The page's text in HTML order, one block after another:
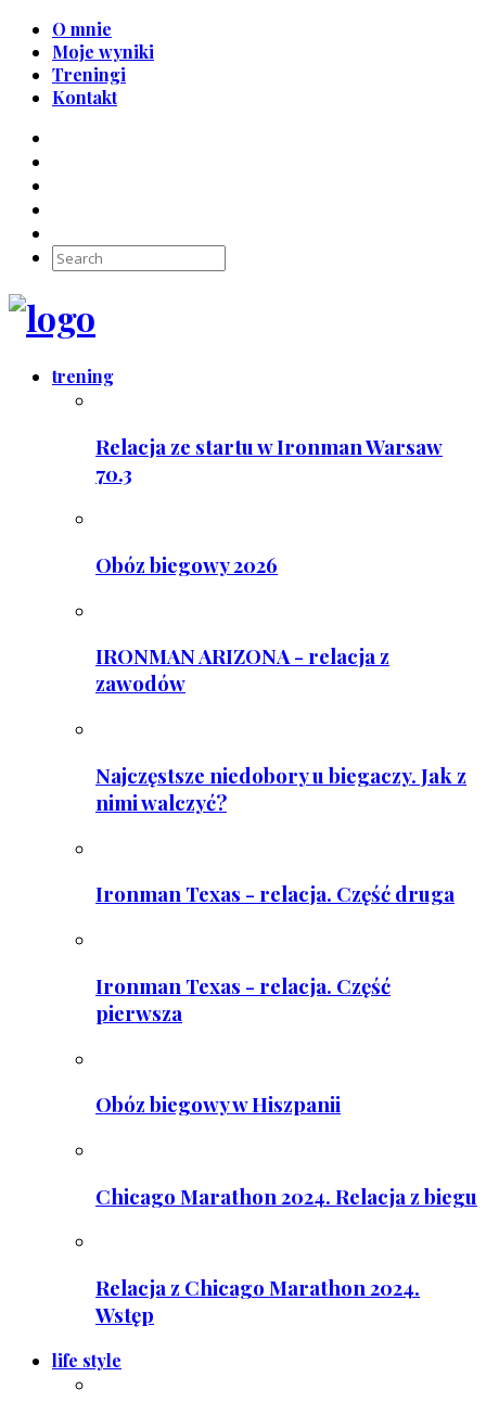
O mnie
Moje wyniki
Treningi
Kontakt
trening
Relacja ze startu w Ironman Warsaw
70.3
Obóz biegowy 2026
IRONMAN ARIZONA - relacja z
zawodów
Najczęstsze niedobory u biegaczy. Jak z
nimi walczyć?
Ironman Texas - relacja. Część druga
Ironman Texas - relacja. Część
pierwsza
Obóz biegowy w Hiszpanii
Chicago Marathon 2024. Relacja z biegu
Relacja z Chicago Marathon 2024.
Wstęp
life style